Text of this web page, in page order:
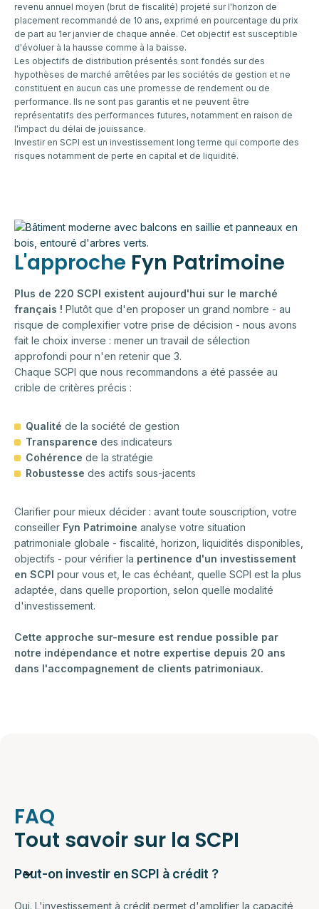
revenu annuel moyen (brut de fiscalité) projeté sur l'horizon de
placement recommandé de 10 ans, exprimé en pourcentage du prix
de part au 1er janvier de chaque année. Cet objectif est susceptible
d'évoluer à la hausse comme à la baisse.
Les objectifs de distribution présentés sont fondés sur des
hypothèses de marché arrêtées par les sociétés de gestion et ne
constituent en aucun cas une promesse de rendement ou de
performance. Ils ne sont pas garantis et ne peuvent être
représentatifs des performances futures, notamment en raison de
l'impact du délai de jouissance.
Investir en SCPI est un investissement long terme qui comporte des
risques notamment de perte en capital et de liquidité.
L'approche Fyn Patrimoine
Plus de 220 SCPI existent aujourd'hui sur le marché
français ! Plutôt que d'en proposer un grand nombre - au
risque de complexifier votre prise de décision - nous avons
fait le choix inverse : mener un travail de sélection
approfondi pour n'en retenir que 3.
Chaque SCPI que nous recommandons a été passée au
crible de critères précis :
Qualité de la société de gestion
Transparence des indicateurs
Cohérence de la stratégie
Robustesse des actifs sous-jacents
Clarifier pour mieux décider : avant toute souscription, votre
conseiller Fyn Patrimoine analyse votre situation
patrimoniale globale - fiscalité, horizon, liquidités disponibles,
objectifs - pour vérifier la pertinence d'un investissement
en SCPI pour vous et, le cas échéant, quelle SCPI est la plus
adaptée, dans quelle proportion, selon quelle modalité
d'investissement.
Cette approche sur-mesure est rendue possible par
notre indépendance et notre expertise depuis 20 ans
dans l'accompagnement de clients patrimoniaux.
FAQ
Tout savoir sur la SCPI
Peut-on investir en SCPI à crédit ?
Oui. L'investissement à crédit permet d'amplifier la capacité